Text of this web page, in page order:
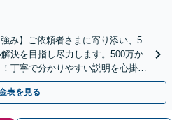
み】ご依頼者さまに寄り添い、5
決を目指し尽力します。500万か
丁寧で分かりやすい説明を心掛
【水道町電停3分】
表を見る